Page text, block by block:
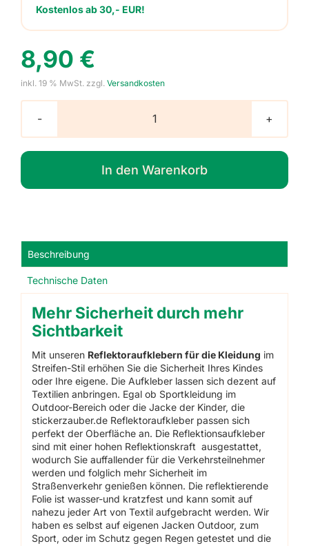
Kostenlos ab 30,- EUR!
8,90 €
inkl. 19 % MwSt. zzgl. Versandkosten
Reflektoraufkleber
für
Kleidung
-
Streifen,
In den Warenkorb
Beschreibung
Technische Daten
Mehr Sicherheit durch mehr
Sichtbarkeit
Mit unseren Reflektoraufklebern für die Kleidung im
Streifen-Stil erhöhen Sie die Sicherheit Ihres Kindes
oder Ihre eigene. Die Aufkleber lassen sich dezent auf
Textilien anbringen. Egal ob Sportkleidung im
Outdoor-Bereich oder die Jacke der Kinder, die
stickerzauber.de Reflektoraufkleber passen sich
perfekt der Oberfläche an. Die Reflektionsaufkleber
sind mit einer hohen Reflektionskraft ausgestattet,
wodurch Sie auffallender für die Verkehrsteilnehmer
werden und folglich mehr Sicherheit im
Straßenverkehr genießen können. Die reflektierende
Folie ist wasser-und kratzfest und kann somit auf
nahezu jeder Art von Textil aufgebracht werden. Wir
haben es selbst auf eigenen Jacken Outdoor, zum
Sport, oder im Schutz gegen Regen getestet und die